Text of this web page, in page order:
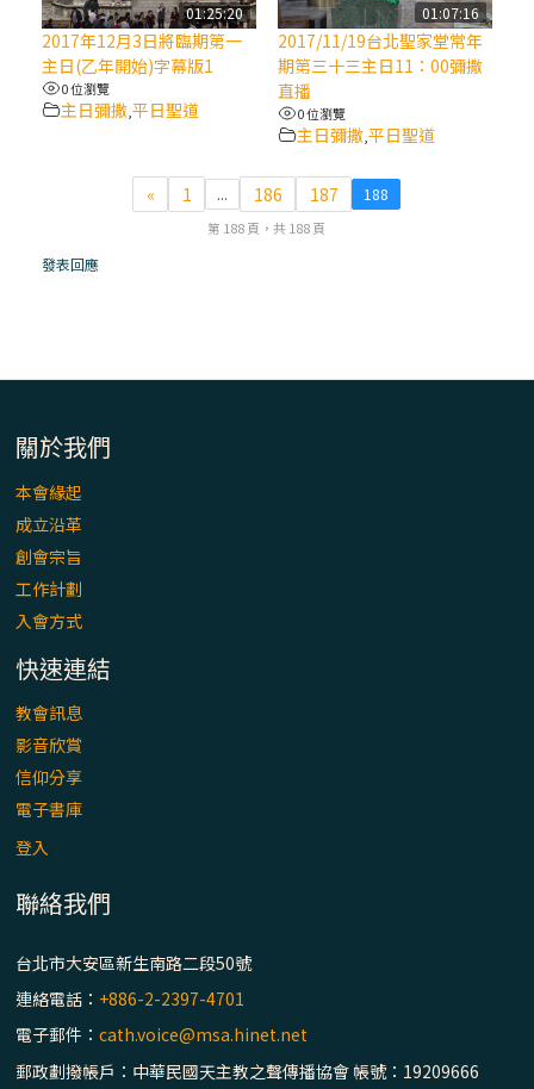
【信仰之旅】第八集：「耶穌為什麼降生到
人世」—高樂祈修女
2025/10/10【萬物讚頌頌歌 – 太陽與生態音
樂會】紀念聖方濟與已逝教宗方濟各（中）
2025/10/10【萬物讚頌頌歌 – 太陽與生態音
(3)黃敏正主教帶你做【將臨期避靜】—「轉
念」，吃苦如吃補
(2)黃敏正主教帶你做【將臨期避靜】—
01:25:20
2017年12月3日將臨期第一
主日(乙年開始)字幕版1
0 位瀏覽
主日彌撒 ,平日聖道
01:07:16
2017/11/19台北聖家堂常年
期第三十三主日11：00彌撒
直播
0 位瀏覽
主日彌撒, 平日聖道
« 1 ... 186 187 188
第 188 頁，共 188 頁
發表回應
關於我們
本會緣起
成立沿革
創會宗旨
工作計劃
入會方式
快速連結
教會訊息
影音欣賞
信仰分享
電子書庫
登入
聯絡我們
台北市大安區新生南路二段50號
連絡電話： +886-2-2397-4701
電子郵件：cath.voice@msa.hinet.net
郵政劃撥帳戶：中華民國天主教之聲傳播協會 帳號：19209666